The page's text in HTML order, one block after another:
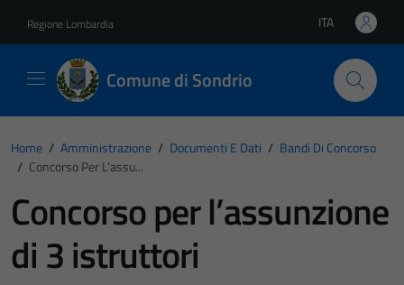
Regione Lombardia Lingua attiva:
ITA
Comune di Sondrio
Home / Amministrazione / Documenti E Dati / Bandi Di Concorso
/ Concorso Per L’assu...
Concorso per l’assunzione
di 3 istruttori